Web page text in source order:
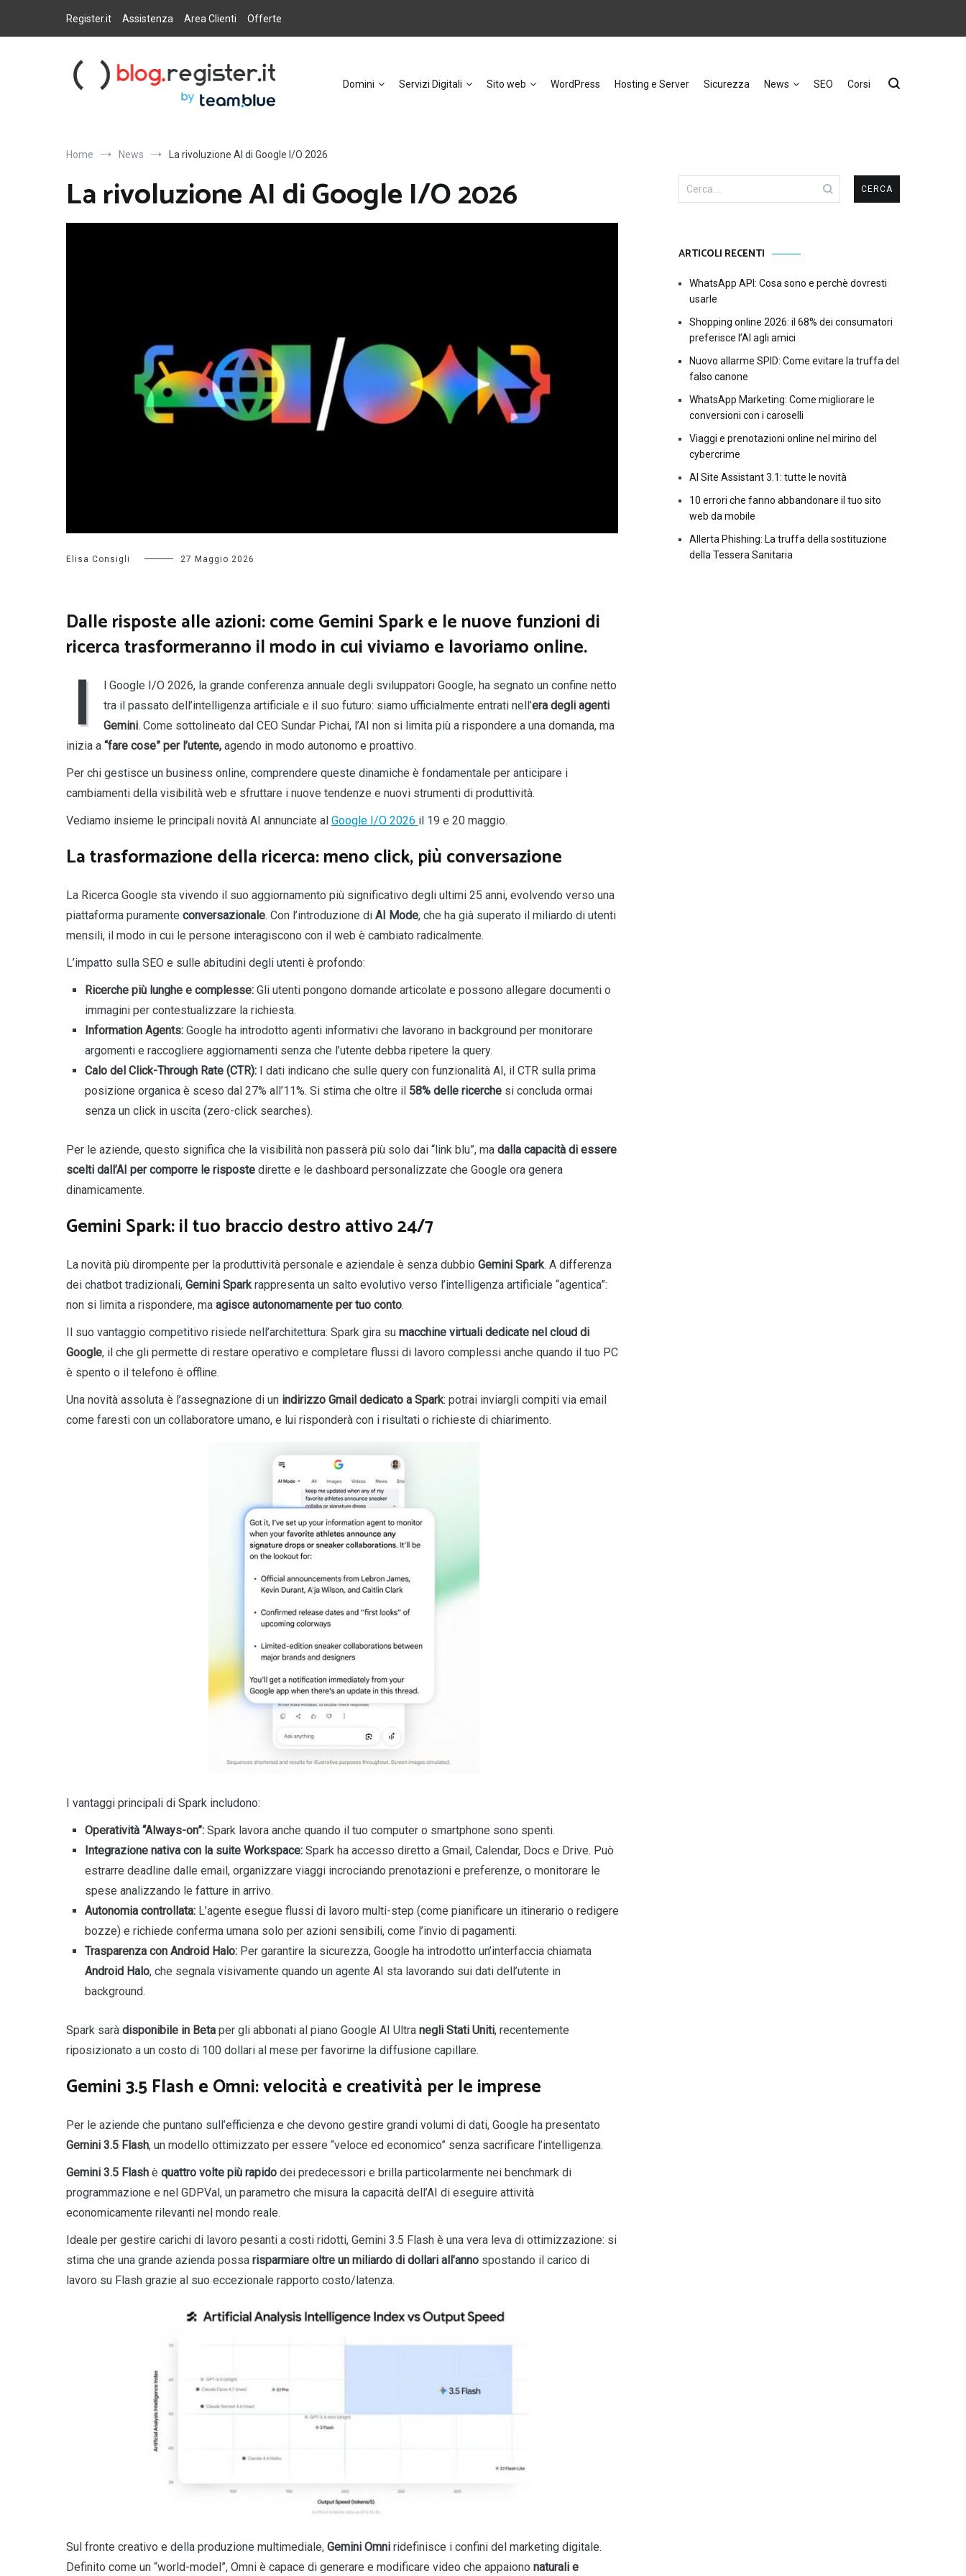
contenuto
Register.it Assistenza Area Clienti Offerte
Domini Servizi Digitali Sito web WordPress Hosting e Server Sicurezza News SEO Corsi
Home News La rivoluzione AI di Google I/O 2026
La rivoluzione AI di Google I/O 2026
Elisa Consigli 27 Maggio 2026
Dalle risposte alle azioni: come Gemini Spark e le nuove funzioni di
ricerca trasformeranno il modo in cui viviamo e lavoriamo online.
I
l Google I/O 2026, la grande conferenza annuale degli sviluppatori Google, ha segnato un confine netto
tra il passato dell’intelligenza artificiale e il suo futuro: siamo ufficialmente entrati nell’era degli agenti
Gemini. Come sottolineato dal CEO Sundar Pichai, l’AI non si limita più a rispondere a una domanda, ma
inizia a “fare cose” per l’utente, agendo in modo autonomo e proattivo.
Per chi gestisce un business online, comprendere queste dinamiche è fondamentale per anticipare i
cambiamenti della visibilità web e sfruttare i nuove tendenze e nuovi strumenti di produttività.
Vediamo insieme le principali novità AI annunciate al Google I/O 2026 il 19 e 20 maggio.
La trasformazione della ricerca: meno click, più conversazione
La Ricerca Google sta vivendo il suo aggiornamento più significativo degli ultimi 25 anni, evolvendo verso una
piattaforma puramente conversazionale. Con l’introduzione di AI Mode, che ha già superato il miliardo di utenti
mensili, il modo in cui le persone interagiscono con il web è cambiato radicalmente.
L’impatto sulla SEO e sulle abitudini degli utenti è profondo:
Ricerche più lunghe e complesse:Gli utenti pongono domande articolate e possono allegare documenti o
immagini per contestualizzare la richiesta.
Information Agents:Google ha introdotto agenti informativi che lavorano in background per monitorare
argomenti e raccogliere aggiornamenti senza che l’utente debba ripetere la query.
Calo del Click-Through Rate (CTR):I dati indicano che sulle query con funzionalità AI, il CTR sulla prima
posizione organica è sceso dal 27% all’11%. Si stima che oltre il 58% delle ricerchesi concluda ormai
senza un click in uscita (zero-click searches).
Per le aziende, questo significa che la visibilità non passerà più solo dai “link blu”, ma dalla capacità di essere
scelti dall’AI per comporre le risposte dirette e le dashboard personalizzate che Google ora genera
dinamicamente.
Gemini Spark: il tuo braccio destro attivo 24/7
La novità più dirompente per la produttività personale e aziendale è senza dubbio Gemini Spark. A differenza
dei chatbot tradizionali, Gemini Sparkrappresenta un salto evolutivo verso l’intelligenza artificiale “agentica”:
non si limita a rispondere, ma agisce autonomamente per tuo conto.
Il suo vantaggio competitivo risiede nell’architettura: Spark gira su macchine virtuali dedicate nel cloud di
Google, il che gli permette di restare operativo e completare flussi di lavoro complessi anche quando il tuo PC
è spento o il telefono è offline.
Una novità assoluta è l’assegnazione di un indirizzo Gmail dedicato a Spark: potrai inviargli compiti via email
come faresti con un collaboratore umano, e lui risponderà con i risultati o richieste di chiarimento.
I vantaggi principali di Spark includono:
Operatività “Always-on”:Spark lavora anche quando il tuo computer o smartphone sono spenti.
Integrazione nativa con la suite Workspace:Spark ha accesso diretto a Gmail, Calendar, Docs e Drive. Può
estrarre deadline dalle email, organizzare viaggi incrociando prenotazioni e preferenze, o monitorare le
spese analizzando le fatture in arrivo.
Autonomia controllata:L’agente esegue flussi di lavoro multi-step (come pianificare un itinerario o redigere
bozze) e richiede conferma umana solo per azioni sensibili, come l’invio di pagamenti.
Trasparenza con Android Halo:Per garantire la sicurezza, Google ha introdotto un’interfaccia chiamata
Android Halo, che segnala visivamente quando un agente AI sta lavorando sui dati dell’utente in
background.
Spark sarà disponibile in Beta per gli abbonati al piano Google AI Ultra negli Stati Uniti, recentemente
riposizionato a un costo di 100 dollari al mese per favorirne la diffusione capillare.
Gemini 3.5 Flash e Omni: velocità e creatività per le imprese
Per le aziende che puntano sull’efficienza e che devono gestire grandi volumi di dati, Google ha presentato
Gemini 3.5 Flash, un modello ottimizzato per essere “veloce ed economico” senza sacrificare l’intelligenza.
Gemini 3.5 Flash è quattro volte più rapido dei predecessori e brilla particolarmente nei benchmark di
programmazione e nel GDPVal, un parametro che misura la capacità dell’AI di eseguire attività
economicamente rilevanti nel mondo reale.
Ideale per gestire carichi di lavoro pesanti a costi ridotti, Gemini 3.5 Flash è una vera leva di ottimizzazione: si
stima che una grande azienda possa risparmiare oltre un miliardo di dollari all’anno spostando il carico di
lavoro su Flash grazie al suo eccezionale rapporto costo/latenza.
Sul fronte creativo e della produzione multimediale, Gemini Omni ridefinisce i confini del marketing digitale.
Definito come un “world-model”, Omni è capace di generare e modificare video che appaiono naturali e
Ricerca
per:
ARTICOLI RECENTI
WhatsApp API: Cosa sono e perchè dovresti
usarle
Shopping online 2026: il 68% dei consumatori
preferisce l’AI agli amici
Nuovo allarme SPID: Come evitare la truffa del
falso canone
WhatsApp Marketing: Come migliorare le
conversioni con i caroselli
Viaggi e prenotazioni online nel mirino del
cybercrime
AI Site Assistant 3.1: tutte le novità
10 errori che fanno abbandonare il tuo sito
web da mobile
Allerta Phishing: La truffa della sostituzione
della Tessera Sanitaria